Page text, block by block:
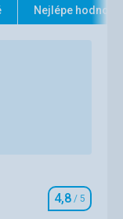
5,0/ 5
Nejlépe
Hodnocení
4,8 / 5